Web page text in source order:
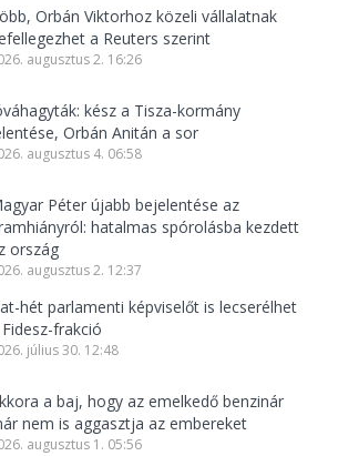
Orbán Viktorhoz közeli vállalatnak
a Reuters szerint
augusztus 2. 16:26
kész a Tisza-kormány
Orbán Anitán a sor
augusztus 4. 06:58
Péter újabb bejelentése az
hatalmas spórolásba kezdett
ország
augusztus 2. 12:37
hét parlamenti képviselőt is lecserélhet
frakció
július 30. 12:48
a baj, hogy az emelkedő benzinár
nem is aggasztja az embereket
augusztus 1. 05:56